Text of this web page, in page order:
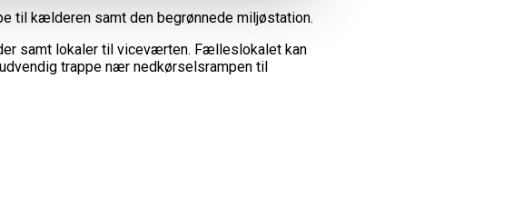
til kælderen samt den begrønnede miljøstation.
samt lokaler til viceværten. Fælleslokalet kan
trappe nær nedkørselsrampen til